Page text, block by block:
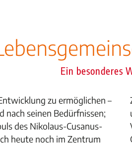
Ein besonderes
zu ermöglichen –
nach seinen Bedürfnissen;
des Nikolaus-Cusanus-
heute noch im Zentrum